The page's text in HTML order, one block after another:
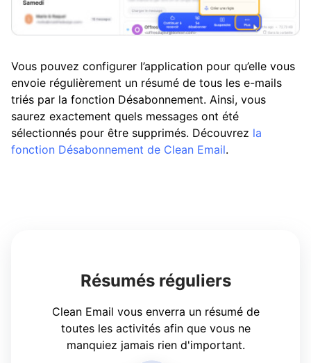
Vous pouvez configurer l’application pour qu’elle vous
envoie régulièrement un résumé de tous les e-mails
triés par la fonction Désabonnement. Ainsi, vous
saurez exactement quels messages ont été
sélectionnés pour être supprimés. Découvrez la
fonction Désabonnement de Clean Email.
Résumés réguliers
Clean Email vous enverra un résumé de
toutes les activités afin que vous ne
manquiez jamais rien d'important.